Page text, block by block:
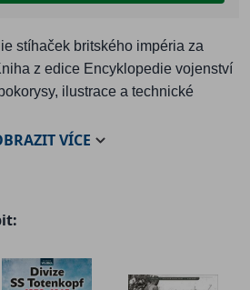
stíhaček britského impéria za
z edice Encyklopedie vojenství
ilustrace a technické
Británie. Královské letectvo se
spitfiry a hurricany, za pozornost
VÍCE